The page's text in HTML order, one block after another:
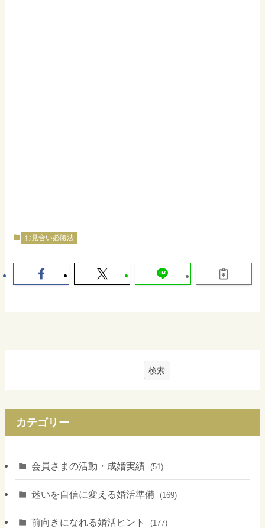
お見合い必勝法
検索
カテゴリー
会員さまの活動・成婚実績 (51)
迷いを自信に変える婚活準備 (169)
前向きになれる婚活ヒント (177)